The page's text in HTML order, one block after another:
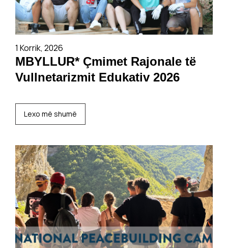
1 Korrik, 2026
MBYLLUR* Çmimet Rajonale të
Vullnetarizmit Edukativ 2026
Lexo më shumë